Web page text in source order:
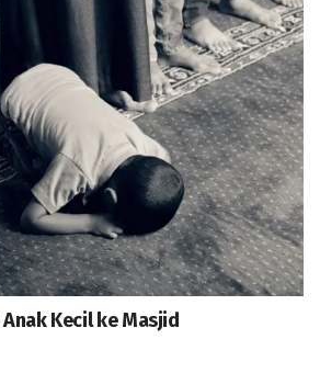
Kecil ke Masjid